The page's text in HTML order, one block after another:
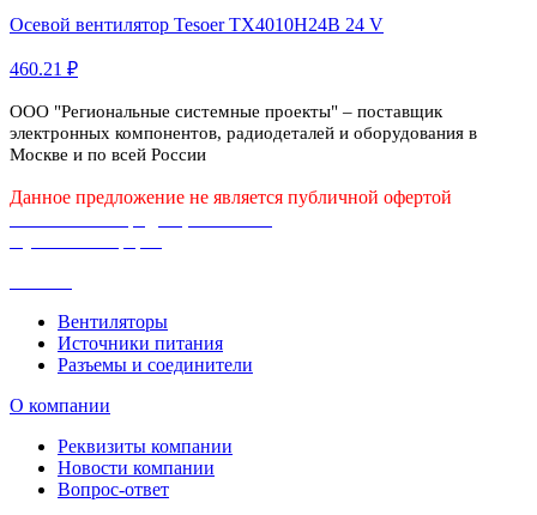
Осевой вентилятор Tesoer TX4010H24B 24 V
460.21 ₽
ООО "Региональные системные проекты" – поставщик
электронных компонентов, радиодеталей и оборудования в
Москве и по всей России
Данное предложение не является публичной офертой
Вентиляторы
Источники питания
Разъемы и соединители
О компании
Реквизиты компании
Новости компании
Вопрос-ответ